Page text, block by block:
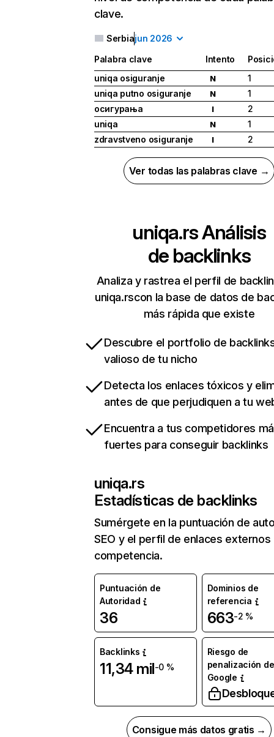
clave.
Serbiajun 2026
Palabra clave Intento
uniqa osiguranje
N
1
uniqa putno osiguranje
N
1
осигурања
I
2
uniqa
N
1
zdravstveno osiguranje
I 2
Ver todas las palabras clave →
uniqa.rsAnálisis
de backlinks
Analiza y rastrea el perfil de
uniqa.rscon la base de datos de
más rápida que existe
Descubre el portfolio de
valioso de tu nicho
Detecta los enlaces tóxicos y
antes de que perjudiquen a tu
Encuentra a tus competidores
fuertes para conseguir backlinks
uniqa.rs
Estadísticas de backlinks
Sumérgete en la puntuación de
SEO y el perfil de enlaces externos
competencia.
Puntuación de
Autoridad
36
Dominios de
referencia
663-2 %
Backlinks
11,34 mil-0 %
Riesgo de
penalización de
Google
Consigue más datos gratis →